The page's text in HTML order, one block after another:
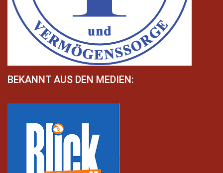
BEKANNT AUS DEN MEDIEN: